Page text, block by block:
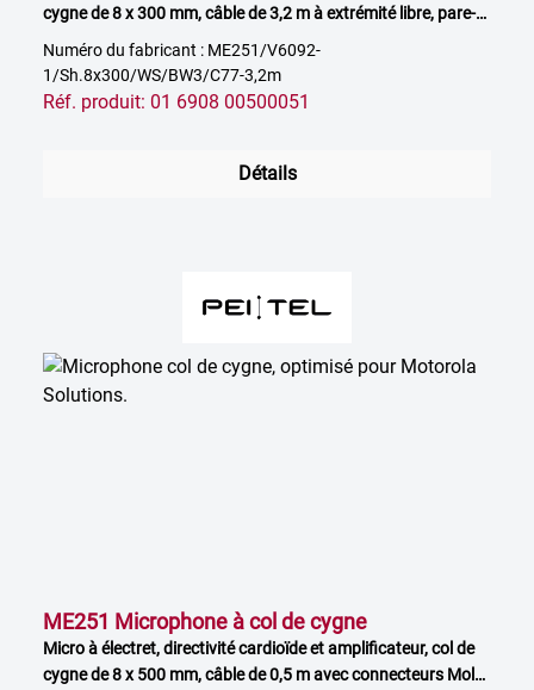
cygne de 8 x 300 mm, câble de 3,2 m à extrémité libre, pare-
vent inclus
Numéro du fabricant : ME251/V6092-
1/Sh.8x300/WS/BW3/C77-3,2m
Réf. produit: 01 6908 00500051
Détails
ME251 Microphone à col de cygne
Micro à électret, directivité cardioïde et amplificateur, col de
cygne de 8 x 500 mm, câble de 0,5 m avec connecteurs Molex